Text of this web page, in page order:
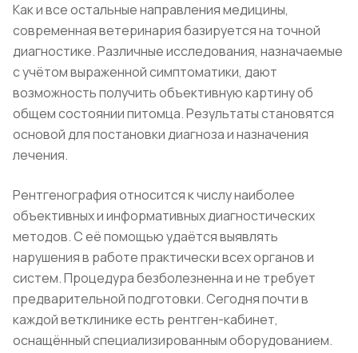
Как и все остальные направления медицины,
современная ветеринария базируется на точной
диагностике. Различные исследования, назначаемые
с учётом выраженной симптоматики, дают
возможность получить объективную картину об
общем состоянии питомца. Результаты становятся
основой для постановки диагноза и назначения
лечения.
Рентгенография относится к числу наиболее
объективных и информативных диагностических
методов. С её помощью удаётся выявлять
нарушения в работе практически всех органов и
систем. Процедура безболезненна и не требует
предварительной подготовки. Сегодня почти в
каждой ветклинике есть рентген-кабинет,
оснащённый специализированным оборудованием.